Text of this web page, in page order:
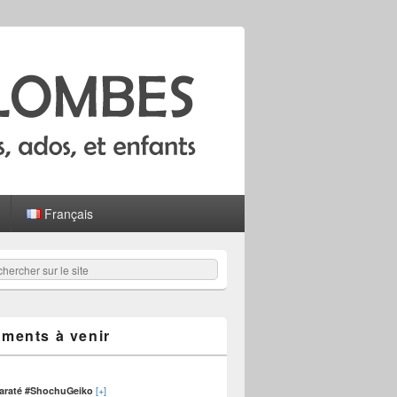
Français
:
à venir
#ShochuGeiko[+]